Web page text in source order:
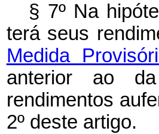
§ 7º Na
terá seus
Medida
anterior ao
rendimentos
2º deste artigo.